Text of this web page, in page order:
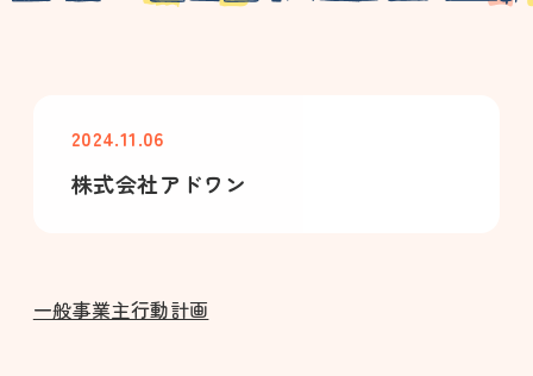
2024.11.06
株式会社アドワン
一般事業主行動計画